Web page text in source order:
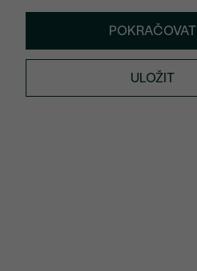
POKRAČOVAT
ULOŽIT
od 25 690 Kč